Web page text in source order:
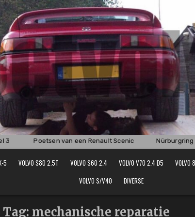
Poetsen van een Renault Scenic Nürburgring
5 VOLVO S80 2.5T VOLVO S60 2.4 VOLVO V70 2.4 D5
VOLVO S/V40
DIVERSE
Tag: mechanische reparatie